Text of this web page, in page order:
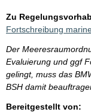
Zu
Fortschreibung
Der
Evaluierung und ggf
gelingt, muss das
BSH damit
Bereitgestellt von: